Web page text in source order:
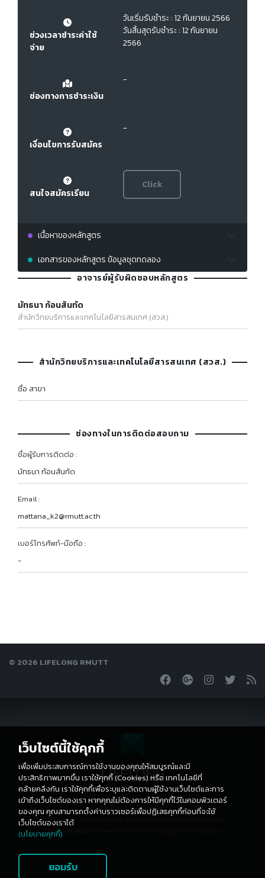
ช่วงเวลาชำระค่าใช้
จ่าย
วันเริ่มรับชำระ : 12 กันยายน 2566
วันสิ้นสุดรับชำระ : 12 กันยายน
2566
ช่องทางการชำระเงิน
-
เงื่อนไขการรับสมัคร
-
สนใจสมัครเรียน
Click
เนื้อหาของหลักสูตร
เอกสารของหลักสูตร ข้อมูลชุดทดลอง
อาจารย์ผู้รับผิดชอบหลักสูตร
มัทธนา ก้อนสันทัด
สำนักวิทยบริการและเทคโนโลยีสารสนเทศ (สวส.)
สำนักวิทยบริการและเทคโนโลยีสารสนเทศ (สวส.)
ชื่อ สาขา
ช่องทางในการติดต่อสอบถาม
ชื่อผู้รับการติดต่อ :
มัทธนา ก้อนสันทัด
Email :
mattana_k2@rmutt.ac.th
เบอร์โทรศัพท์-มือถือ :
-
เว็บไซต์นี้ใช้คุกกี้
เพื่อเพิ่มประสบการณ์การใช้งานของคุณให้สมบูรณ์และมี
ประสิทธิภาพมากขึ้น เราใช้คุกกี้ (Cookies) หรือ เทคโนโลยีที่
คล้ายคลึงกัน เราใช้คุกกี้เพื่อระบุและติดตามผู้ใช้งานเว็บไซต์และการ
เข้าถึงเว็บไซต์ของเรา หากคุณไม่ต้องการให้มีคุกกี้ไว้ในคอมพิวเตอร์
ของคุณ คุณสามารถตั้งค่าบราวเซอร์เพื่อปฏิเสธคุกกี้ก่อนที่จะใช้
เว็บไซต์ของเราได้
(นโยบายคุกกี้)
ยอมรับ
© 2026 LIFELONG RMUTT
LIFELONG
© LIFELONG RMUTT
Academic of Resources and Information Technology
Rajamangala University of Technology Thanyaburi